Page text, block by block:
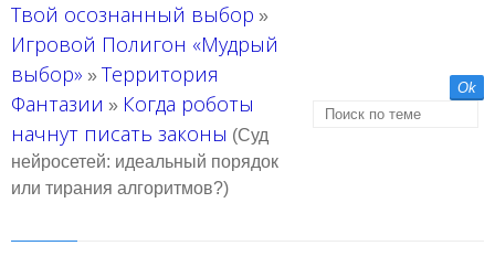
Твой осознанный выбор »
Игровой Полигон «Мудрый
выбор» » Территория
Фантазии » Когда роботы
начнут писать законы (Суд
нейросетей: идеальный порядок
или тирания алгоритмов?)